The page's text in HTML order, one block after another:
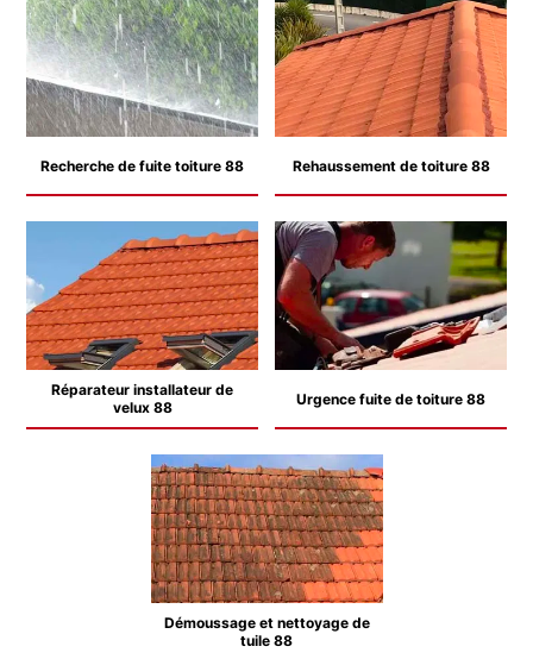
Recherche de fuite toiture 88 Rehaussement de toiture 88
Réparateur installateur de
velux 88
Urgence fuite de toiture 88
Démoussage et nettoyage de
tuile 88